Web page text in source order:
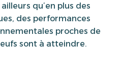
qu’en plus des
des performances
proches de
sont à atteindre.